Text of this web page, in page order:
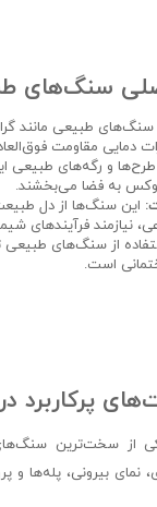
سنگ‌های
سنگ‌های طبیعی مانند
دمایی مقاومت
طرح‌ها و رگه‌های طبیعی
لوکس به فضا می‌بخشند.
این سنگ‌ها از دل
نیازمند فرآیندهای
از سنگ‌های طبیعی
است.
پرکاربرد
از سخت‌ترین
نمای بیرونی، پله‌ها و